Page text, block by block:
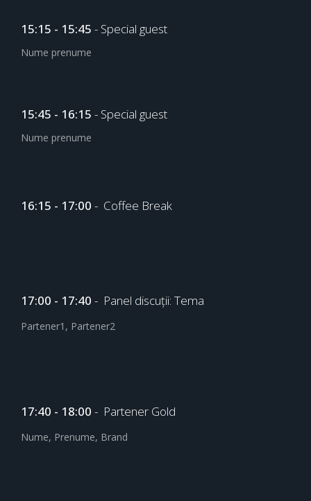
15:15 - 15:45 - Special guest
Nume prenume
15:45 - 16:15 - Special guest
Nume prenume
16:15 - 17:00 - Coffee Break
17:00 - 17:40 - Panel discuții: Tema
Partener1, Partener2
17:40 - 18:00 - Partener Gold
Nume, Prenume, Brand